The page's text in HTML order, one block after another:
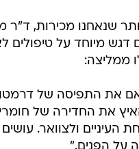
שנאחנו מכירות,
מעל 20 שנה עם דגש מיוחד על
ממליצה:
את החדירה של
העיניים ולצוואר.
על הפנים."